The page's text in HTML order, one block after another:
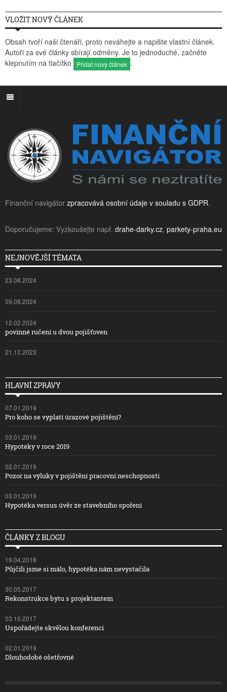
VLOŽIT NOVÝ ČLÁNEK
Obsah tvoří naši čtenáři, proto neváhejte a napište vlastní článek.
Autoři za své články sbírají odměny. Je to jednoduché, začněte
klepnutím na tlačítko
Přidat nový článek .
Finanční navigátor zpracovává osobní údaje v souladu s GDPR.
Doporučujeme: Vyzkoušejte např. drahe-darky.cz, parkety-praha.eu
NEJNOVĚJŠÍ TÉMATA
23.08.2024
09.08.2024
12.02.2024
povinné ručení u dvou pojišťoven
21.12.2023
HLAVNÍ ZPRÁVY
07.01.2019
Pro koho se vyplatí úrazové pojištění?
03.01.2019
Hypotéky v roce 2019
02.01.2019
Pozor na výluky v pojištění pracovní neschopnosti
03.01.2019
Hypotéka versus úvěr ze stavebního spoření
ČLÁNKY Z BLOGU
19.04.2018
Půjčili jsme si málo, hypotéka nám nevystačila
30.05.2017
Rekonstrukce bytu s projektantem
03.10.2017
Uspořádejte skvělou konferenci
02.01.2019
Dlouhodobé ošetřovné